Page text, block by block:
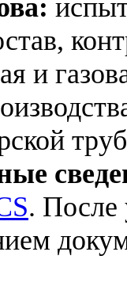
и
. После